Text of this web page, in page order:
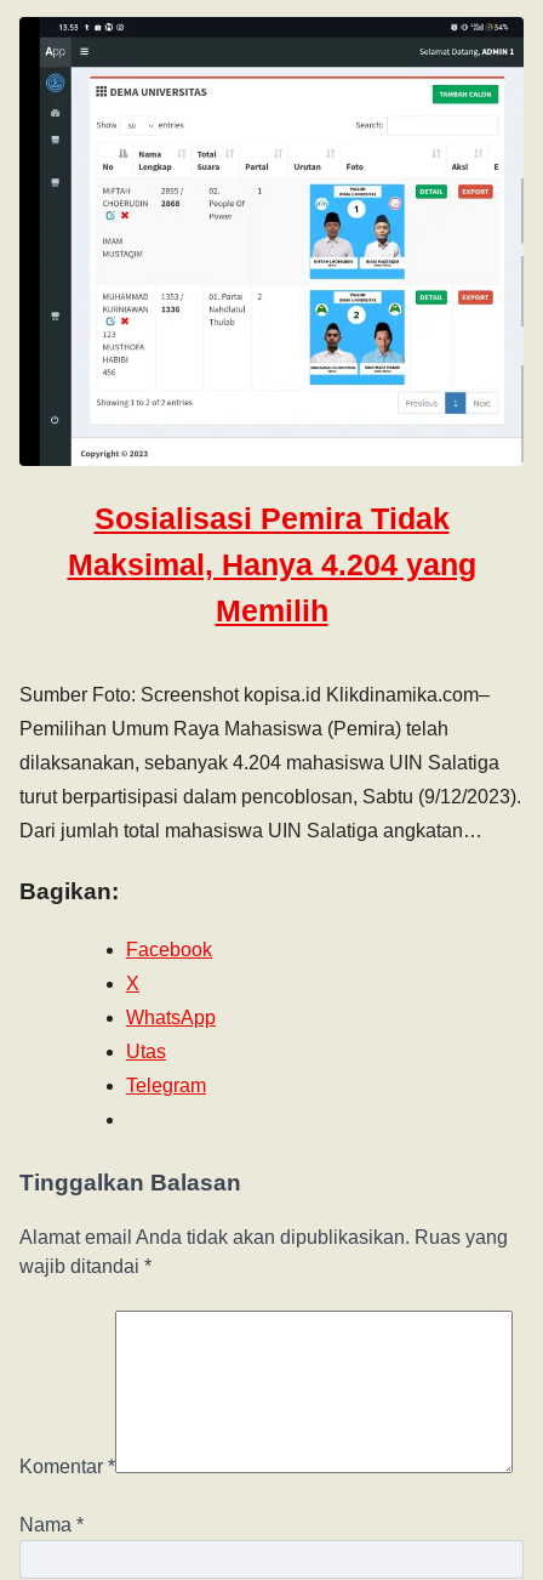
Sosialisasi Pemira Tidak
Maksimal, Hanya 4.204 yang
Memilih
Sumber Foto: Screenshot kopisa.id Klikdinamika.com–
Pemilihan Umum Raya Mahasiswa (Pemira) telah
dilaksanakan, sebanyak 4.204 mahasiswa UIN Salatiga
turut berpartisipasi dalam pencoblosan, Sabtu (9/12/2023).
Dari jumlah total mahasiswa UIN Salatiga angkatan…
Bagikan:
Facebook
X
WhatsApp
Utas
Telegram
Tinggalkan Balasan
Alamat email Anda tidak akan dipublikasikan. Ruas yang
wajib ditandai *
Komentar *
Nama *